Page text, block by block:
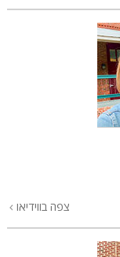
צפה בווידיאו